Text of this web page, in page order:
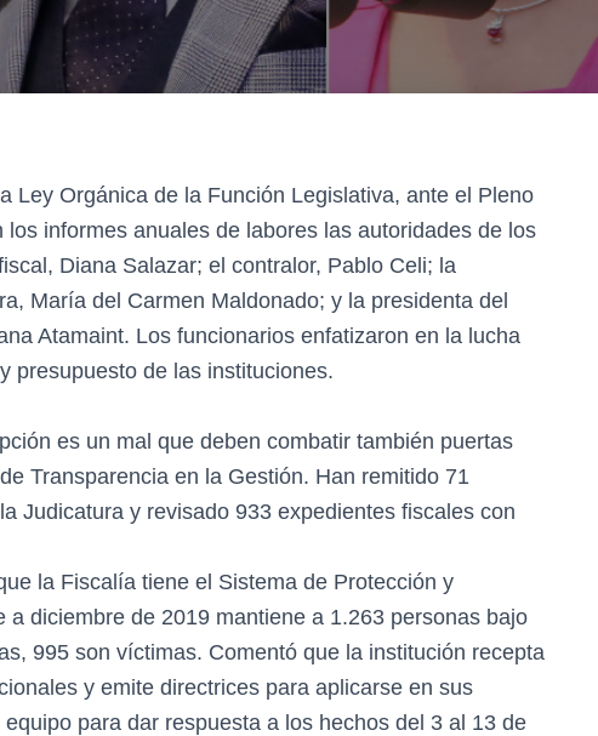
Ley Orgánica de la Función Legislativa, ante el Pleno
informes anuales de labores las autoridades de los
Diana Salazar; el contralor, Pablo Celi; la
María del Carmen Maldonado; y la presidenta del
Atamaint. Los funcionarios enfatizaron en la lucha
presupuesto de las instituciones.
es un mal que deben combatir también puertas
Transparencia en la Gestión. Han remitido 71
Judicatura y revisado 933 expedientes fiscales con
la Fiscalía tiene el Sistema de Protección y
diciembre de 2019 mantiene a 1.263 personas bajo
995 son víctimas. Comentó que la institución recepta
y emite directrices para aplicarse en sus
para dar respuesta a los hechos del 3 al 13 de